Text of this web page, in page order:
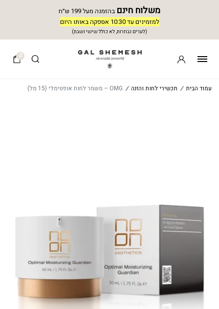
משלוח חינם בהזמנה מעל 199 ש״ח
למזמינים עד 10:30 אספקה באותו היום
(לערים נבחרות, לא כולל שישי ושבת)
0
עמוד הבית / תכשירי לחות והזנה / OMG – משמר לחות אופטימלי (15 מל)